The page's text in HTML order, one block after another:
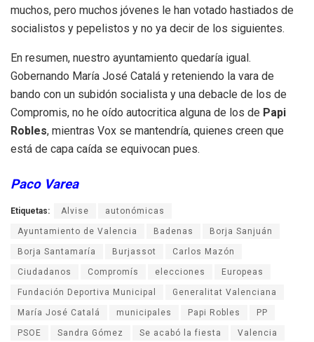
muchos, pero muchos jóvenes le han votado hastiados de
socialistos y pepelistos y no ya decir de los siguientes.
En resumen, nuestro ayuntamiento quedaría igual.
Gobernando María José Catalá y reteniendo la vara de
bando con un subidón socialista y una debacle de los de
Compromis, no he oído autocritica alguna de los de Papi
Robles, mientras Vox se mantendría, quienes creen que
está de capa caída se equivocan pues.
Paco Varea
Etiquetas: Alvise autonómicas
Ayuntamiento de Valencia Badenas Borja Sanjuán
Borja Santamaría Burjassot Carlos Mazón
Ciudadanos Compromís elecciones Europeas
Fundación Deportiva Municipal Generalitat Valenciana
María José Catalá municipales Papi Robles PP
PSOE Sandra Gómez Se acabó la fiesta Valencia